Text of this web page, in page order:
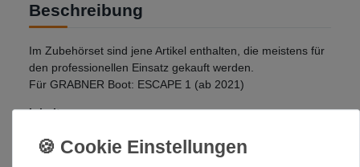
Beschreibung
Im Zubehörset sind jene Artikel enthalten, die meistens für
den professionellen Einsatz gekauft werden.
Für GRABNER Boot: ESCAPE 1 (ab 2021)
Inhalt:
1 Luftpumpe
1 Doppelpaddel Fiberglas 4-tlg, 240 cm